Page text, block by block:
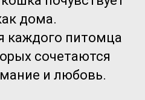
дома.
каждого питомца
сочетаются
и любовь.